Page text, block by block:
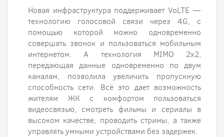
Новая инфраструктура поддерживает VoLTE —
технологию голосовой связи через 4G, с
помощью которой можно одновременно
совершать звонок и пользоваться мобильным
интернетом. А технология MIMO 2х2,
передающая данные одновременно по двум
каналам, позволила увеличить пропускную
способность сети. Всё это дает возможность
жителям ЖК с комфортом пользоваться
видеосвязью, смотреть фильмы и сериалы в
высоком качестве, проводить стримы, а также
управлять умными устройствами без задержек.